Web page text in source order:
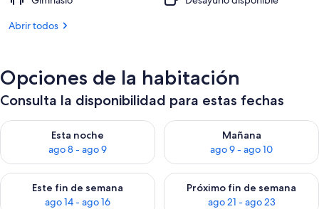
Abrir todos
Opciones de la habitación
Consulta la disponibilidad para estas fechas
Esta noche
ago 8 - ago 9
Consulta la disponibilidad para esta noche, ago 8 - ago 9
Mañana
ago 9 - ago 10
Consulta la disponibilidad
Este fin de semana
ago 14 - ago 16
Consulta la disponibilidad para este fin de semana, ago 14 -
Próximo fin de semana
ago 21 - ago 23
Consulta la disponibilidad